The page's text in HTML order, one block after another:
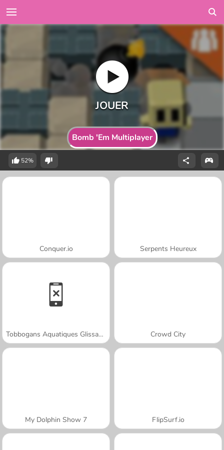
Bomb 'Em Multiplayer
52%
Conquer.io Serpents Heureux
Tobbogans Aquatiques Glissants : Aquapark.io Crowd City
My Dolphin Show 7 FlipSurf.io